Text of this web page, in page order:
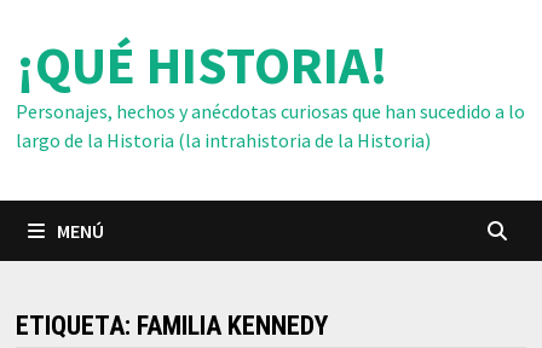
contenido
¡QUÉ HISTORIA!
Personajes, hechos y anécdotas curiosas que han sucedido a lo
largo de la Historia (la intrahistoria de la Historia)
MENÚ
ETIQUETA: FAMILIA KENNEDY